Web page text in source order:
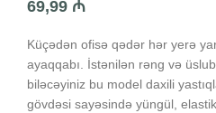
69,99 ₼
Küçədən ofisə qədər hər yerə
ayaqqabı. İstənilən rəng və
biləcəyiniz bu model daxili
gövdəsi sayəsində yüngül,